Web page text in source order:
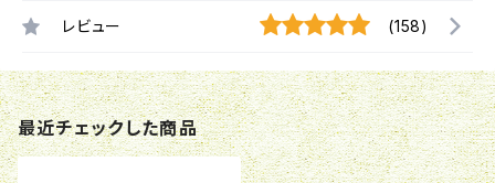
レビュー (158)
最近チェックした商品